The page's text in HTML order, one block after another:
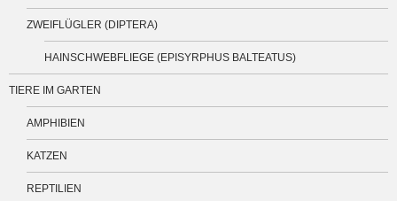
ZWEIFLÜGLER (DIPTERA)
HAINSCHWEBFLIEGE (EPISYRPHUS BALTEATUS)
TIERE IM GARTEN
AMPHIBIEN
KATZEN
REPTILIEN